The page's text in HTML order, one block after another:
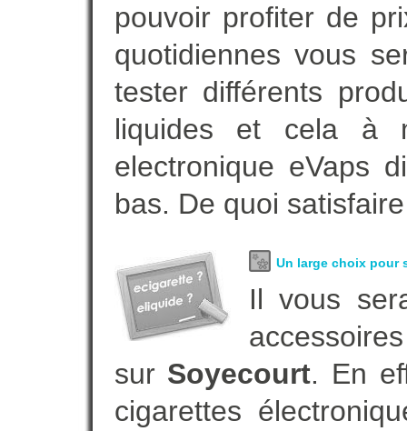
pouvoir profiter de
quotidiennes vous
tester différents
liquides et cela à
electronique eVaps
bas. De quoi
Un large choix pour
Il vous
sur Soyecourt. En
cigarettes